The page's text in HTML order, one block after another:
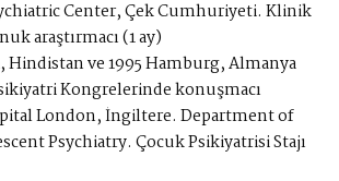
Center, Çek Cumhuriyeti. Klinik
araştırmacı (1 ay)
Hindistan ve 1995 Hamburg, Almanya
Kongrelerinde konuşmacı
London, İngiltere. Department of
Psychiatry. Çocuk Psikiyatrisi Stajı